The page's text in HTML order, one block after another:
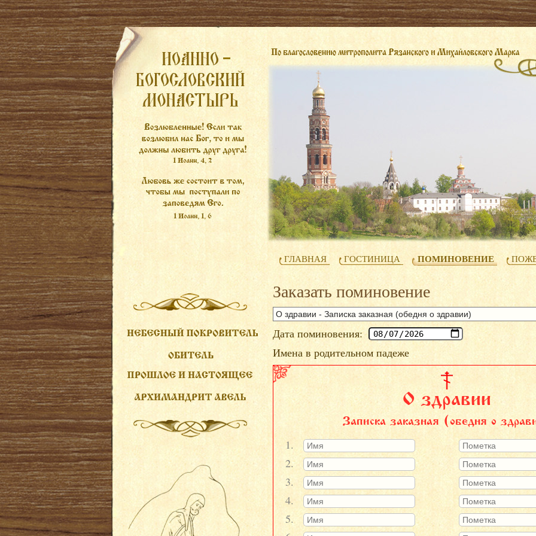
ГЛАВНАЯ ГОСТИНИЦА ПОМИНОВЕНИЕ
Заказать поминовение
Дата поминовения:
Имена в родительном падеже
О здравии
Записка заказная (обедня о
1.
2.
3.
4.
5.